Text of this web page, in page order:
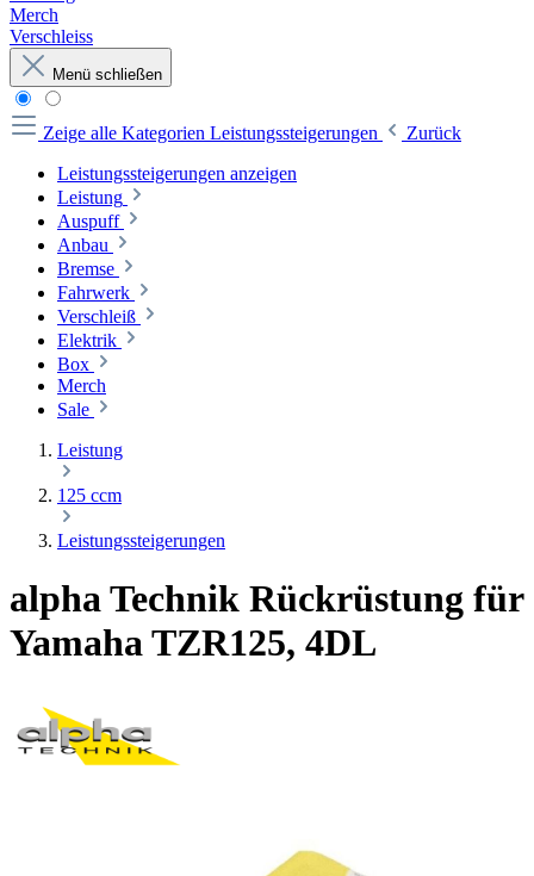
Merch
Verschleiss
Menü schließen
Zeige alle Kategorien Leistungssteigerungen
Zurück
Leistungssteigerungen anzeigen
Leistung
Auspuff
Anbau
Bremse
Fahrwerk
Verschleiß
Elektrik
Box
Merch
Sale
Leistung
125 ccm
Leistungssteigerungen
alpha Technik Rückrüstung für
Yamaha TZR125, 4DL